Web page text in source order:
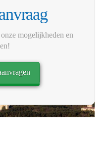
mogelijkheden en